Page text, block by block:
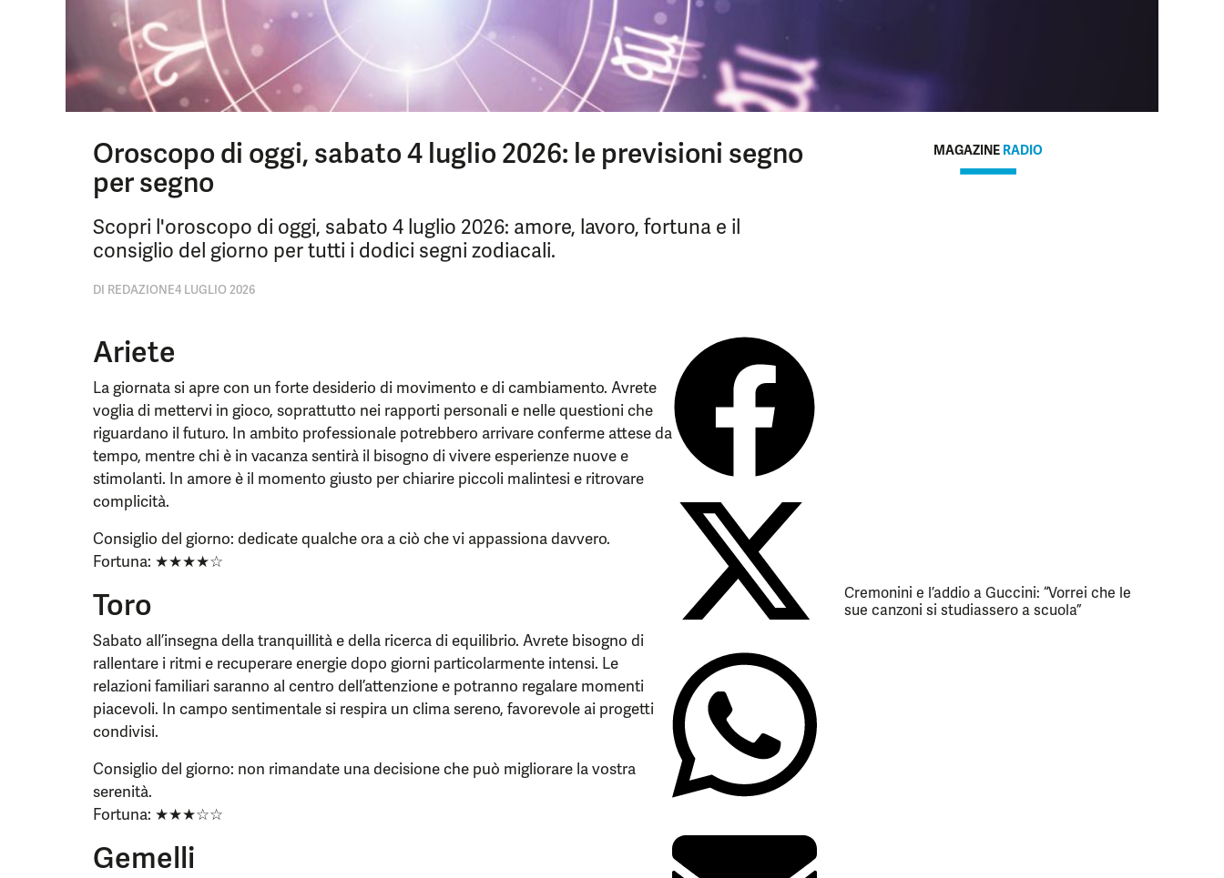
Oroscopo di oggi, sabato 4 luglio 2026: le previsioni segno
per segno
Scopri l'oroscopo di oggi, sabato 4 luglio 2026: amore, lavoro, fortuna e il
consiglio del giorno per tutti i dodici segni zodiacali.
DI REDAZIONE4 LUGLIO 2026
Ariete
La giornata si apre con un forte desiderio di movimento e di cambiamento. Avrete
voglia di mettervi in gioco, soprattutto nei rapporti personali e nelle questioni che
riguardano il futuro. In ambito professionale potrebbero arrivare conferme attese da
tempo, mentre chi è in vacanza sentirà il bisogno di vivere esperienze nuove e
stimolanti. In amore è il momento giusto per chiarire piccoli malintesi e ritrovare
complicità.
Consiglio del giorno: dedicate qualche ora a ciò che vi appassiona davvero.
Fortuna: ★★★★☆
Toro
Sabato all’insegna della tranquillità e della ricerca di equilibrio. Avrete bisogno di
rallentare i ritmi e recuperare energie dopo giorni particolarmente intensi. Le
relazioni familiari saranno al centro dell’attenzione e potranno regalare momenti
piacevoli. In campo sentimentale si respira un clima sereno, favorevole ai progetti
condivisi.
Consiglio del giorno: non rimandate una decisione che può migliorare la vostra
serenità.
Fortuna: ★★★☆☆
Gemelli
MAGAZINE RADIO
Cremonini e l’addio a Guccini: “Vorrei che le
sue canzoni si studiassero a scuola”